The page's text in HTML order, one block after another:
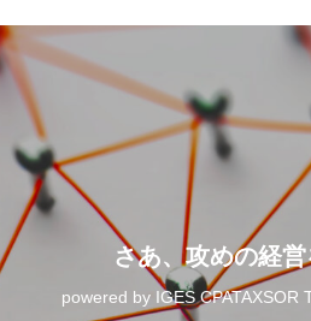
さあ、攻めの経
powered by IGES CPATAXSOR